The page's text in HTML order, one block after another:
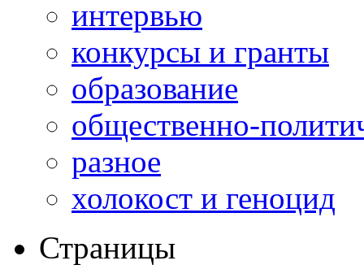
интервью
конкурсы и гранты
образование
общественно-
разное
холокост и геноцид
Страницы